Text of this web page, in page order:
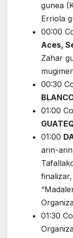
gunea
Erriola
00:00
Aces,
Zahar
00:30
01:00
01:00
arin-
01:30